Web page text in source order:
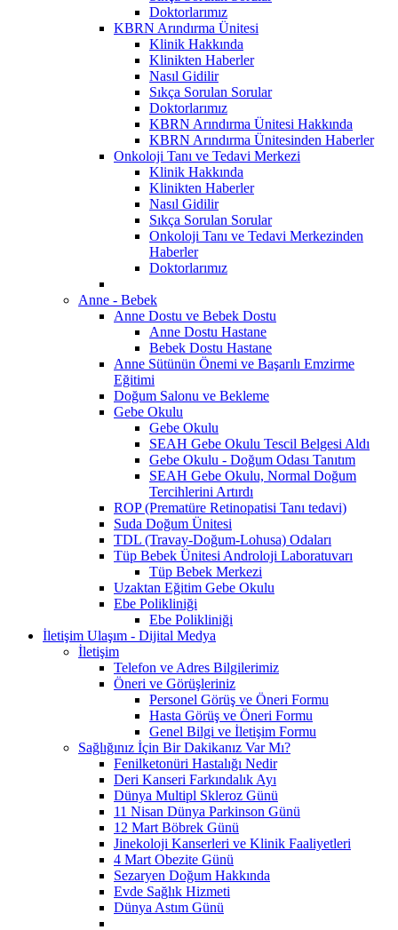
Doktorlarımız
KBRN Arındırma Ünitesi
Klinik Hakkında
Klinikten Haberler
Nasıl Gidilir
Sıkça Sorulan Sorular
Doktorlarımız
KBRN Arındırma Ünitesi Hakkında
KBRN Arındırma Ünitesinden Haberler
Onkoloji Tanı ve Tedavi Merkezi
Klinik Hakkında
Klinikten Haberler
Nasıl Gidilir
Sıkça Sorulan Sorular
Onkoloji Tanı ve Tedavi Merkezinden
Haberler
Doktorlarımız
Anne - Bebek
Anne Dostu ve Bebek Dostu
Anne Dostu Hastane
Bebek Dostu Hastane
Anne Sütünün Önemi ve Başarılı Emzirme
Eğitimi
Doğum Salonu ve Bekleme
Gebe Okulu
Gebe Okulu
SEAH Gebe Okulu Tescil Belgesi Aldı
Gebe Okulu - Doğum Odası Tanıtım
SEAH Gebe Okulu, Normal Doğum
Tercihlerini Artırdı
ROP (Prematüre Retinopatisi Tanı tedavi)
Suda Doğum Ünitesi
TDL (Travay-Doğum-Lohusa) Odaları
Tüp Bebek Ünitesi Androloji Laboratuvarı
Tüp Bebek Merkezi
Uzaktan Eğitim Gebe Okulu
Ebe Polikliniği
Ebe Polikliniği
İletişim Ulaşım - Dijital Medya
İletişim
Telefon ve Adres Bilgilerimiz
Öneri ve Görüşleriniz
Personel Görüş ve Öneri Formu
Hasta Görüş ve Öneri Formu
Genel Bilgi ve İletişim Formu
Sağlığınız İçin Bir Dakikanız Var Mı?
Fenilketonüri Hastalığı Nedir
Deri Kanseri Farkındalık Ayı
Dünya Multipl Skleroz Günü
11 Nisan Dünya Parkinson Günü
12 Mart Böbrek Günü
Jinekoloji Kanserleri ve Klinik Faaliyetleri
4 Mart Obezite Günü
Sezaryen Doğum Hakkında
Evde Sağlık Hizmeti
Dünya Astım Günü